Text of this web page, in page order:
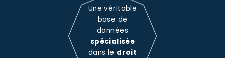
Une véritable
base de
données
spécialisée
dans le droit